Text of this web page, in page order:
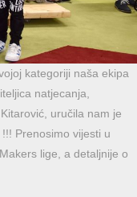
kategoriji naša ekipa
natjecanja,
uručila nam je
Prenosimo vijesti u
lige, a detaljnije o